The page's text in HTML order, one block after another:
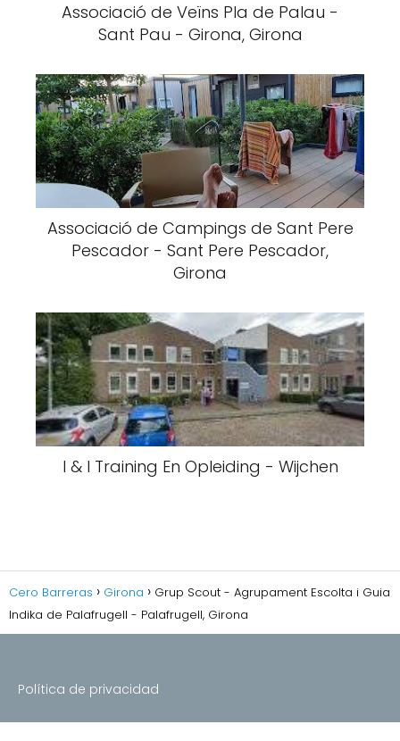
Associació de Veïns Pla de Palau -
Sant Pau - Girona, Girona
Associació de Campings de Sant Pere
Pescador - Sant Pere Pescador,
Girona
I & I Training En Opleiding - Wijchen
Cero Barreras Girona
Grup Scout - Agrupament Escolta i Guia
Indika de Palafrugell - Palafrugell, Girona
Política de privacidad